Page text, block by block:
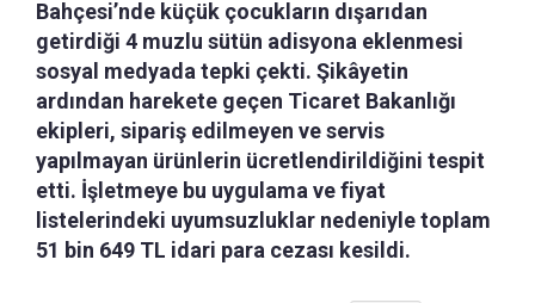
Bahçesi’nde küçük çocukların dışarıdan
getirdiği 4 muzlu sütün adisyona eklenmesi
sosyal medyada tepki çekti. Şikâyetin
ardından harekete geçen Ticaret Bakanlığı
ekipleri, sipariş edilmeyen ve servis
yapılmayan ürünlerin ücretlendirildiğini tespit
etti. İşletmeye bu uygulama ve fiyat
listelerindeki uyumsuzluklar nedeniyle toplam
51 bin 649 TL idari para cezası kesildi.